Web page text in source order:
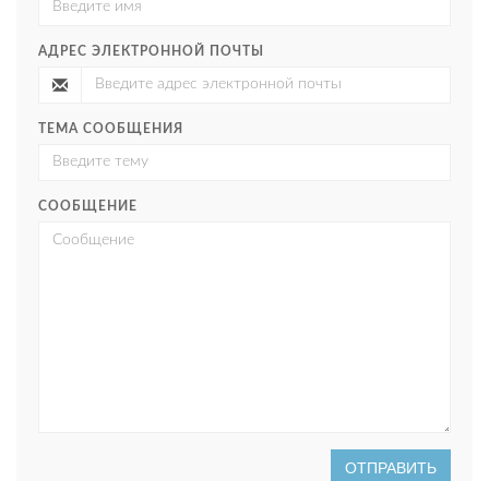
АДРЕС ЭЛЕКТРОННОЙ ПОЧТЫ
ТЕМА СООБЩЕНИЯ
СООБЩЕНИЕ
ОТПРАВИТЬ